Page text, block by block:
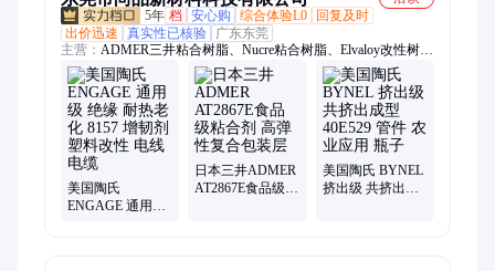
5年 档 安心购 综合体验L0
回复及时
出价迅速
真实性已核验
广东东莞
主营： ADMER三井粘合树脂、Nucre粘合树脂、Elvaloy改性树
脂、塑料改性、接枝GMA、马来酸酐接枝、PP马来酸酐接枝、
PE接枝马来酸酐、Surlyn沙林树脂
美国陶氏
ENGAGE 通用级
日本三井ADMER
AT2867E食品级粘
美国陶氏 BYNEL
挤出级 共挤出成